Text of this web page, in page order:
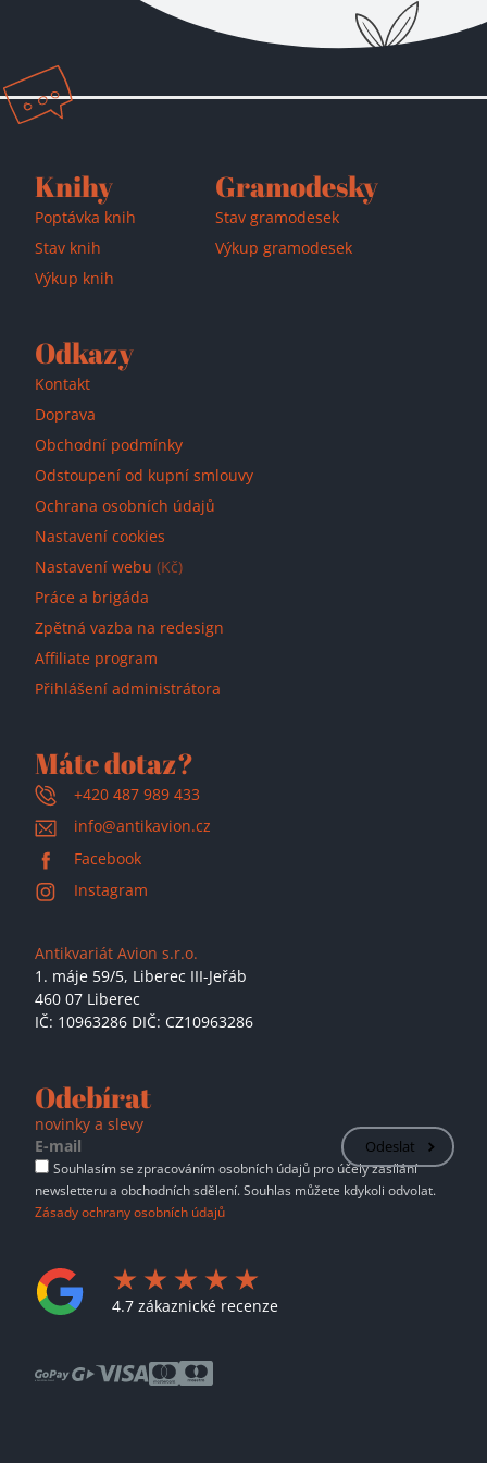
Přidáno do košíku!
Knihy
Poptávka knih
Stav knih
Výkup knih
Gramodesky
Stav gramodesek
Výkup gramodesek
Odkazy
Kontakt
Doprava
Obchodní podmínky
Odstoupení od kupní smlouvy
Ochrana osobních údajů
Nastavení cookies
Nastavení webu (Kč)
Práce a brigáda
Zpětná vazba na redesign
Affiliate program
Přihlášení administrátora
Máte dotaz?
+420 487 989 433
info@antikavion.cz
Facebook
Instagram
Antikvariát Avion s.r.o.
1. máje 59/5, Liberec III-Jeřáb
460 07 Liberec
IČ: 10963286 DIČ: CZ10963286
Odebírat
novinky a slevy
Odeslat
Souhlasím se zpracováním osobních údajů pro účely zasílání
newsletteru a obchodních sdělení. Souhlas můžete kdykoli odvolat.
Zásady ochrany osobních údajů
4.7 zákaznické recenze